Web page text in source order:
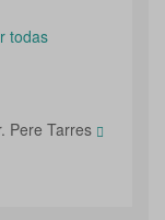
todas
Pere Tarres